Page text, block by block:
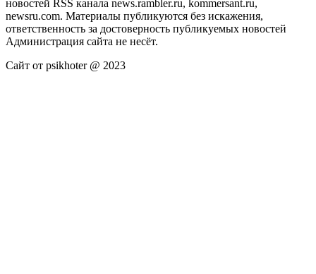
новостей RSS канала news.rambler.ru, kommersant.ru,
newsru.com. Материалы публикуются без искажения,
ответственность за достоверность публикуемых новостей
Администрация сайта не несёт.
Сайт от psikhoter @ 2023